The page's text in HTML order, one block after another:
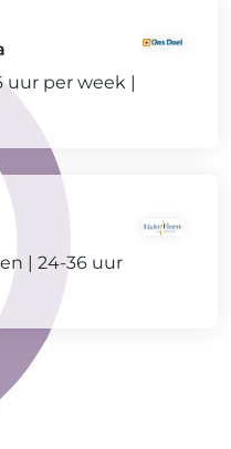
uur per week
24-36 uur